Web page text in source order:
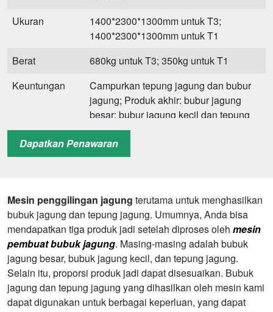
Ukuran
1400*2300*1300mm untuk T3;
1400*2300*1300mm untuk T1
Berat
680kg untuk T3; 350kg untuk T1
Keuntungan
Campurkan tepung jagung dan bubur
jagung; Produk akhir: bubur jagung
besar; bubur jagung kecil dan tepung
jagung
Layanan
Layanan purna jual, panduan instalasi
Dapatkan Penawaran
Mesin penggilingan jagung terutama untuk menghasilkan
bubuk jagung dan tepung jagung. Umumnya, Anda bisa
mendapatkan tiga produk jadi setelah diproses oleh mesin
pembuat bubuk jagung. Masing-masing adalah bubuk
jagung besar, bubuk jagung kecil, dan tepung jagung.
Selain itu, proporsi produk jadi dapat disesuaikan. Bubuk
jagung dan tepung jagung yang dihasilkan oleh mesin kami
dapat digunakan untuk berbagai keperluan, yang dapat